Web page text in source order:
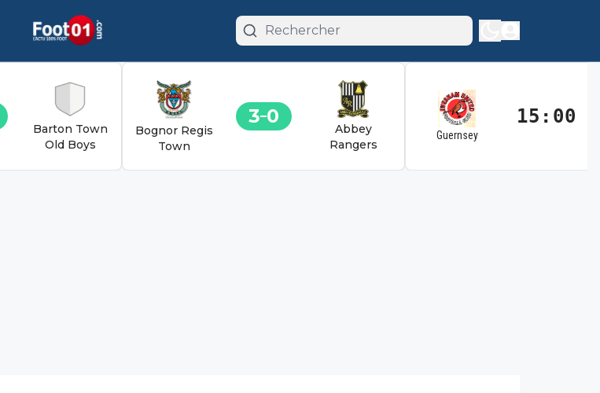
Barton Town
Old Boys
Bognor Regis
Town
3 0
Abbey
Rangers
Guernsey
15:00